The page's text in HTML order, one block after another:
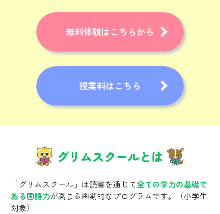
無料体験はこちらから
授業料はこちら
グリムスクールとは
「グリムスクール」は読書を通じて全ての学力の基礎で
ある国語力が高まる画期的なプログラムです。（小学生
対象）